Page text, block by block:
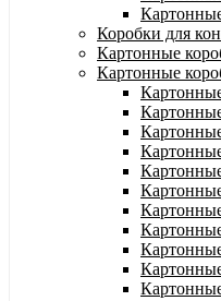
Коробки для
Картонные
Картонные